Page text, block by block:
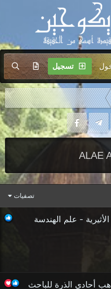
تسجيل
تصفيات
الأثيرية - علم الهندسة
أحادي الذرة للباحث